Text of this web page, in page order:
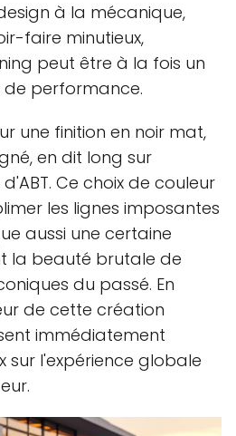
à la mécanique,
faire minutieux,
peut être à la fois un
de performance.
une finition en noir mat,
en dit long sur
Ce choix de couleur
les lignes imposantes
aussi une certaine
la beauté brutale de
du passé. En
de cette création
immédiatement
sur l'expérience globale